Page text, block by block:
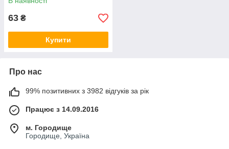
63 ₴
Купити
Про нас
99% позитивних з 3982 відгуків за рік
Працює з 14.09.2016
м. Городище
Городище, Україна